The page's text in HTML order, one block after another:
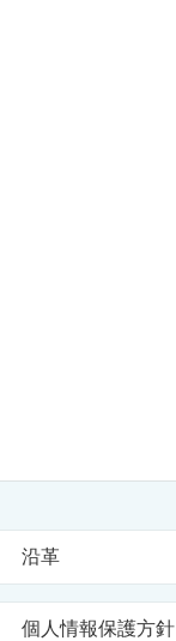
沿革
個人情報保護方針